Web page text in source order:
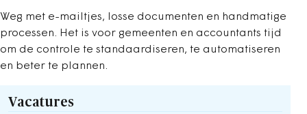
Weg met e-mailtjes, losse documenten en handmatige
processen. Het is voor gemeenten en accountants tijd
om de controle te standaardiseren, te automatiseren
en beter te plannen.
Vacatures